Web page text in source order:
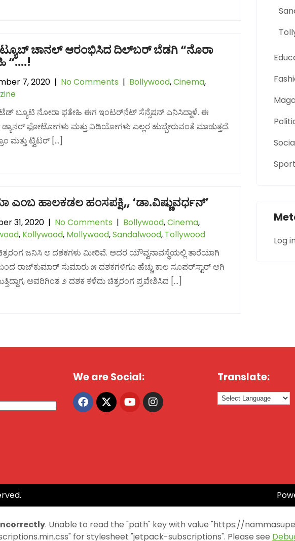
ಚಾನಲ್ ಆರಂಭಿಸಿದ ದಿಲ್‌ಬರ್ ಬೆಡಗಿ “ನೊರಾ
“….!
7, 2020 | No Comments | Bollywood,Cinema,
ಬ್ಯೂಟಿ ನೋರಾ ಫತೇಹಿ ಈಗ ಇಂಟರ್‌ನೆಟ್ ಸೆನ್ಸೆಷನ್ ಎನಿಸಿದ್ದಾಳೆ. ಈ
ಫೋಟೋಗಳು ಮತ್ತು ವಿಡಿಯೋಗಳು ಎಲ್ಲರ ಹುಬ್ಬೇರುವಂತೆ ಮಾಡುತ್ತದೆ.
ಮತ್ತು ಟ್ವಿಟರ್ […]
ಎಂಬ ಹಾಲಕಡಲ ಹಂಸಪಕ್ಷಿ,, ‘ಡಾ.ವಿಷ್ಣುವರ್ಧನ್’
31, 2020 | No Comments | Bollywood,Cinema,
, Kollywood, Mollywood,Sandalwood, Tollywood
ಜನಿಸಿ ೮ ದಶಕಗಳು ಮೀರಿವೆ. ಅದರ ಯೌವ್ವನಾವಸ್ಥೆಯಲ್ಲಿ ತಾರೆಯಾಗಿ
ರಾಜ್‌ಕುಮಾರ್ ಸುಮಾರು ೫ ದಶಕಗಳಿಗೂ ಹೆಚ್ಚು ಕಾಲ ಸೂಪರ್‌ಸ್ಟಾರ್ ಆಗಿ
ಅವರಿಗಿಂತ ೨ ದಶಕ ಕಳೆದು ಚಿತ್ರರಂಗ ಪ್ರವೇಶಿಸಿದ […]
Log in
We are Social: Translate:
. Unable to read the "path" key with value "https://
for stylesheet "jetpack-subscriptions". Please see